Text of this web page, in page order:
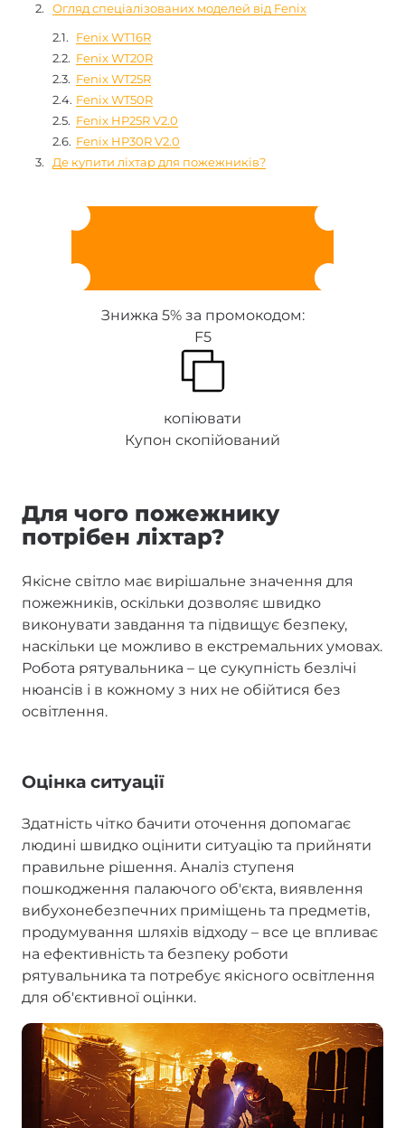
Огляд спеціалізованих моделей від Fenix
Fenix WT16R
Fenix WT20R
Fenix WT25R
Fenix WT50R
Fenix HP25R V2.0
Fenix HP30R V2.0
Де купити ліхтар для пожежників?
Знижка 5% за промокодом:
F5
копіювати
Купон скопійований
Для чого пожежнику
потрібен ліхтар?
Якісне світло має вирішальне значення для
пожежників, оскільки дозволяє швидко
виконувати завдання та підвищує безпеку,
наскільки це можливо в екстремальних умовах.
Робота рятувальника – це сукупність безлічі
нюансів і в кожному з них не обійтися без
освітлення.
Оцінка ситуації
Здатність чітко бачити оточення допомагає
людині швидко оцінити ситуацію та прийняти
правильне рішення. Аналіз ступеня
пошкодження палаючого об'єкта, виявлення
вибухонебезпечних приміщень та предметів,
продумування шляхів відходу – все це впливає
на ефективність та безпеку роботи
рятувальника та потребує якісного освітлення
для об'єктивної оцінки.